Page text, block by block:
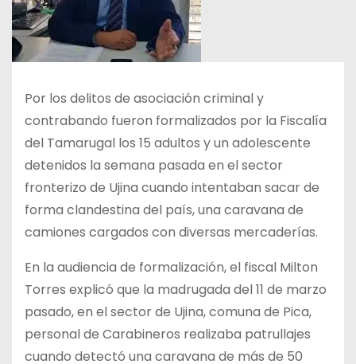
Por los delitos de asociación criminal y
contrabando fueron formalizados por la Fiscalía
del Tamarugal los 15 adultos y un adolescente
detenidos la semana pasada en el sector
fronterizo de Ujina cuando intentaban sacar de
forma clandestina del país, una caravana de
camiones cargados con diversas mercaderías.
En la audiencia de formalización, el fiscal Milton
Torres explicó que la madrugada del 11 de marzo
pasado, en el sector de Ujina, comuna de Pica,
personal de Carabineros realizaba patrullajes
cuando detectó una caravana de más de 50